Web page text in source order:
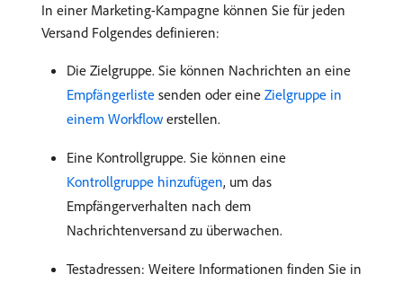
In einer Marketing-Kampagne können Sie für jeden
Versand Folgendes definieren:
Die Zielgruppe. Sie können Nachrichten an eine
Empfängerliste senden oder eine Zielgruppe in
einem Workflow erstellen.
Eine Kontrollgruppe. Sie können eine
Kontrollgruppe hinzufügen, um das
Empfängerverhalten nach dem
Nachrichtenversand zu überwachen.
Testadressen: Weitere Informationen finden Sie in